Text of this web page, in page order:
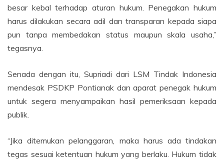
besar kebal terhadap aturan hukum. Penegakan hukum
harus dilakukan secara adil dan transparan kepada siapa
pun tanpa membedakan status maupun skala usaha,”
tegasnya.
Senada dengan itu, Supriadi dari LSM Tindak Indonesia
mendesak PSDKP Pontianak dan aparat penegak hukum
untuk segera menyampaikan hasil pemeriksaan kepada
publik.
“Jika ditemukan pelanggaran, maka harus ada tindakan
tegas sesuai ketentuan hukum yang berlaku. Hukum tidak